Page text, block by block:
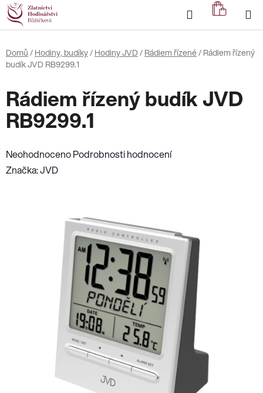
Přejít
na
obsah
Hledat
KOŠÍK
Domů / Hodiny, budíky/ Hodiny JVD / Rádiem řízené/ Rádiem řízený
budík JVD RB9299.1
Rádiem řízený budík JVD
RB9299.1
Průměrné
hodnocení
NeohodnocenoPodrobnosti hodnocení
Značka:JVD